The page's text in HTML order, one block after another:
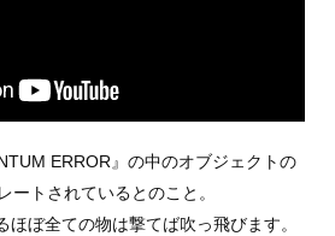
ERROR』の中のオブジェクトの
ートされているとのこと。
ぼ全ての物は撃てば吹っ飛びます。